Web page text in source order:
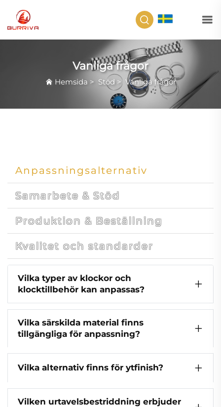
Vanliga frågor
Hemsida > Stöd> Vanliga frågor
Anpassningsalternativ
Samarbete & Stöd
Produktion & Beställning
Kvalitet och standarder
Vilka typer av klockor och
klocktillbehör kan anpassas?
Vilka särskilda material finns
tillgängliga för anpassning?
Vilka alternativ finns för ytfinish?
Vilken urtavelsbestriddning erbjuder